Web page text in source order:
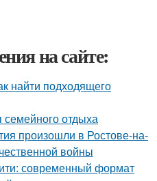
на сайте:
найти подходящего
семейного отдыха
произошли в Ростове-на-
войны
современный формат